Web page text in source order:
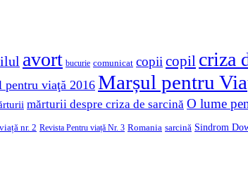
avort bucurie comunicat copii copil criza
pentru viaţă 2016 Marșul pentru
mărturii despre criza de sarcină O lume
nr. 2 Revista Pentru viață Nr. 3 Romania sarcină Sindrom